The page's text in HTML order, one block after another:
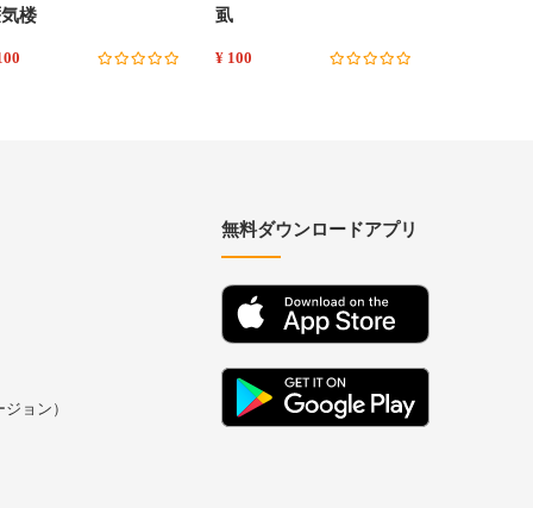
楼 虱
¥ 100
ョン）
無料ダウンロードアプリ